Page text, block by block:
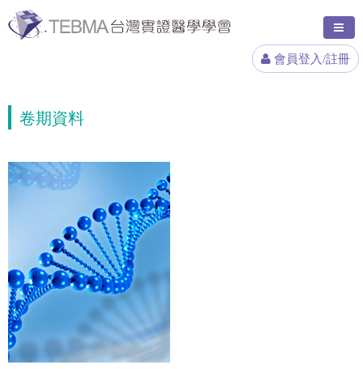
會員登入/註冊
卷期資料